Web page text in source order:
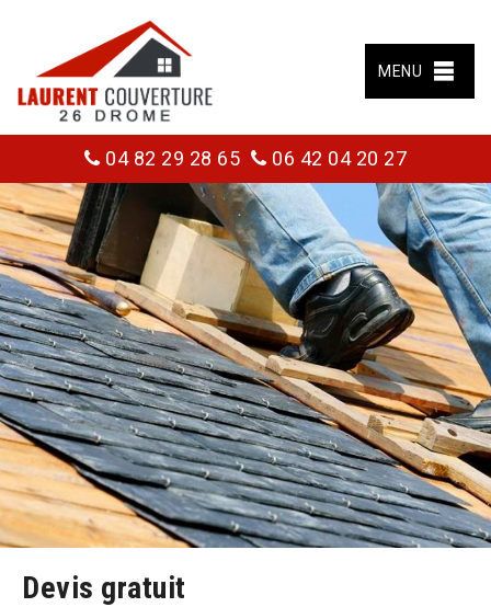
MENU
04 82 29 28 65 06 42 04 20 27
Devis gratuit